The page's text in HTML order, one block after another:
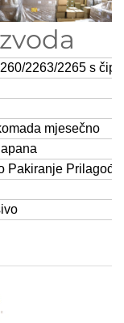
2263/2265 s
mjesečno
Pakiranje